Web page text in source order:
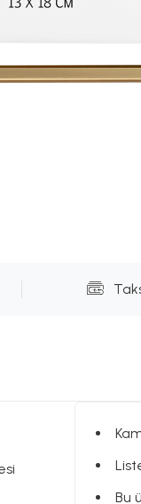
Bu